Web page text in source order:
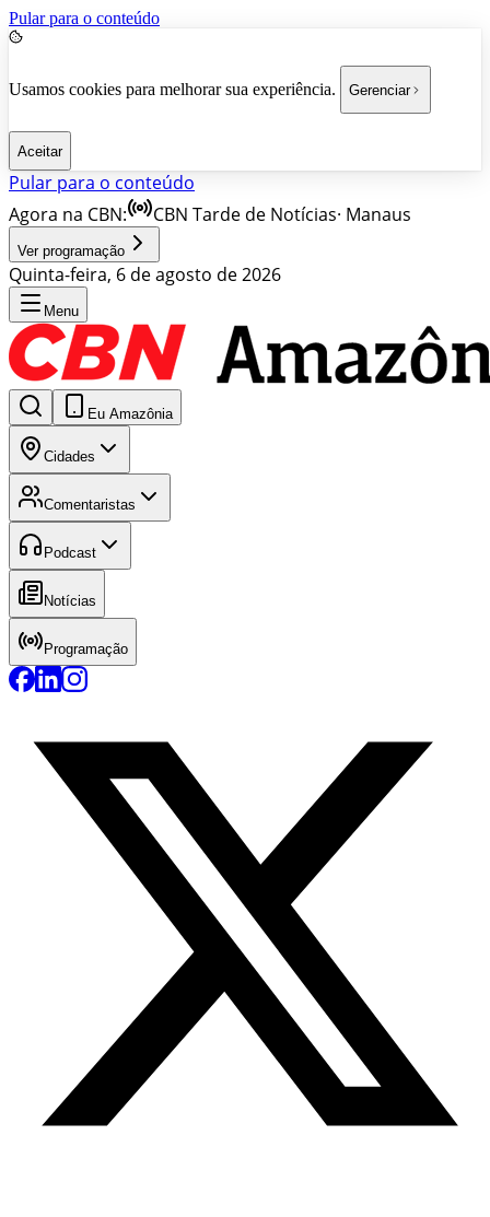
Pular para o conteúdo
Usamos cookies para melhorar sua experiência. Gerenciar
Aceitar
Pular para o conteúdo
Agora na CBN:
CBN Tarde de Notícias· Manaus
Ver programação
Quinta-feira, 6 de agosto de 2026
Menu
Eu Amazônia
Cidades
Comentaristas
Podcast
Notícias
Programação